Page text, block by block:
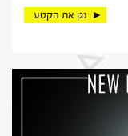
נגן את הקטע